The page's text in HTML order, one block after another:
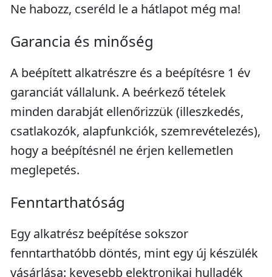
Ne habozz, cseréld le a hátlapot még ma!
Garancia és minőség
A beépített alkatrészre és a beépítésre 1 év
garanciát vállalunk. A beérkező tételek
minden darabját ellenőrizzük (illeszkedés,
csatlakozók, alapfunkciók, szemrevételezés),
hogy a beépítésnél ne érjen kellemetlen
meglepetés.
Fenntarthatóság
Egy alkatrész beépítése sokszor
fenntarthatóbb döntés, mint egy új készülék
vásárlása: kevesebb elektronikai hulladék